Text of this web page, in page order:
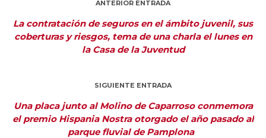
ANTERIOR ENTRADA
La contratación de seguros en el ámbito juvenil, sus
coberturas y riesgos, tema de una charla el lunes en
la Casa de la Juventud
SIGUIENTE ENTRADA
Una placa junto al Molino de Caparroso conmemora
el premio Hispania Nostra otorgado el año pasado al
parque fluvial de Pamplona